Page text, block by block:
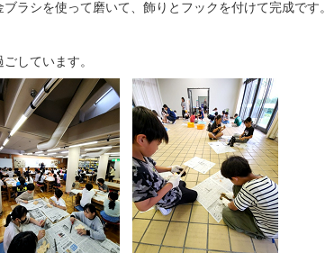
ラシを使って磨いて、飾りとフックを付けて完成です。
しています。